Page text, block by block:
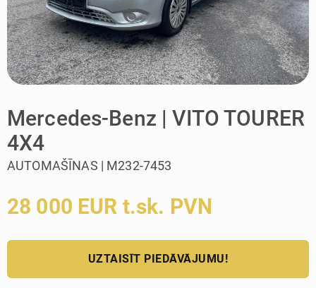
Mercedes-Benz | VITO TOURER
4X4
AUTOMAŠĪNAS | M232-7453
28 000 EUR t.sk. PVN
UZTAISĪT PIEDĀVĀJUMU!